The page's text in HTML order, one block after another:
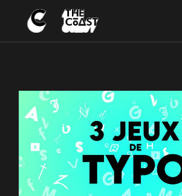
content